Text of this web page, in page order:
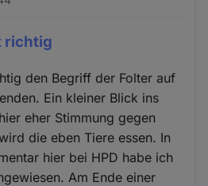
richtig
den Begriff der Folter auf
Ein kleiner Blick ins
eher Stimmung gegen
die eben Tiere essen. In
hier bei HPD habe ich
Am Ende einer